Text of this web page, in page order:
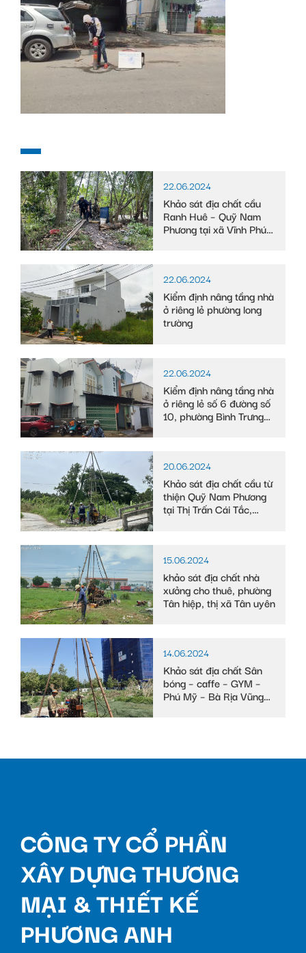
22.06.2024
Khảo sát địa chất cầu
Ranh Huê – Quỹ Nam
Phương tại xã Vĩnh Phú
22.06.2024
Kiểm định nâng tầng nhà
ở riêng lẻ phường long
trường
22.06.2024
Kiểm định nâng tầng nhà
ở riêng lẻ số 6 đường số
10, phường Bình Trưng
20.06.2024
Khảo sát địa chất cầu từ
thiện Quỹ Nam Phương
tại Thị Trấn Cái Tắc,
15.06.2024
khảo sát địa chất nhà
xưởng cho thuê, phường
Tân hiệp, thị xã Tân uyên
14.06.2024
Khảo sát địa chất Sân
bóng – caffe – GYM –
Phú Mỹ – Bà Rịa Vũng
CÔNG TY CỔ PHẦN
XÂY DỰNG THƯƠNG
MẠI & THIẾT KẾ
PHƯƠNG ANH